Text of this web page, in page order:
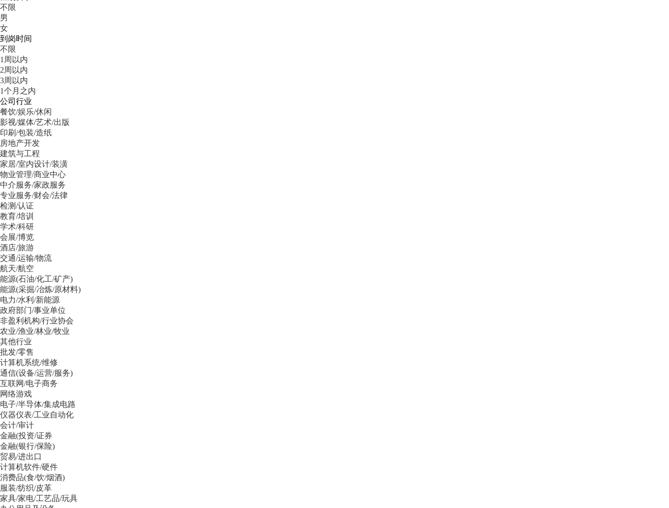
不限
男
女
到岗时间
不限
1周以内
2周以内
3周以内
1个月之内
公司行业
餐饮/娱乐/休闲
影视/媒体/艺术/出版
印刷/包装/造纸
房地产开发
建筑与工程
家居/室内设计/装潢
物业管理/商业中心
中介服务/家政服务
专业服务/财会/法律
检测/认证
教育/培训
学术/科研
会展/博览
酒店/旅游
交通/运输/物流
航天/航空
能源(石油/化工/矿产)
能源(采掘/冶炼/原材料)
电力/水利/新能源
政府部门/事业单位
非盈利机构/行业协会
农业/渔业/林业/牧业
其他行业
批发/零售
计算机系统/维修
通信(设备/运营/服务)
互联网/电子商务
网络游戏
电子/半导体/集成电路
仪器仪表/工业自动化
会计/审计
金融(投资/证券
金融(银行/保险)
贸易/进出口
计算机软件/硬件
消费品(食/饮/烟酒)
服装/纺织/皮革
家具/家电/工艺品/玩具